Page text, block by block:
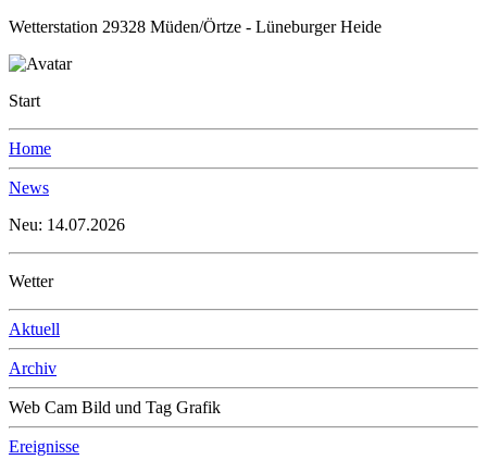
Wetterstation 29328 Müden/Örtze - Lüneburger Heide
Start
Home
News
Neu: 14.07.2026
Wetter
Aktuell
Archiv
Web Cam Bild und Tag Grafik
Ereignisse